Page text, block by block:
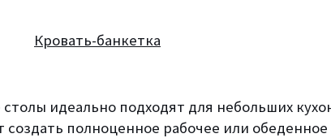
Кровать-банкетка
идеально подходят для небольших
создать полноценное рабочее или обеденное